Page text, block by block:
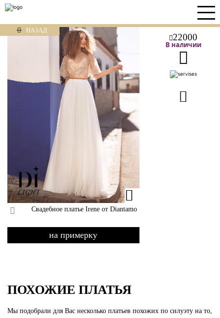
НАЗАД
22000
В наличии
Свадебное платье Irene от Diantamo
на примерку
ПОХОЖИЕ ПЛАТЬЯ
Мы подобрали для Вас несколько платьев похожих по силуэту на то,